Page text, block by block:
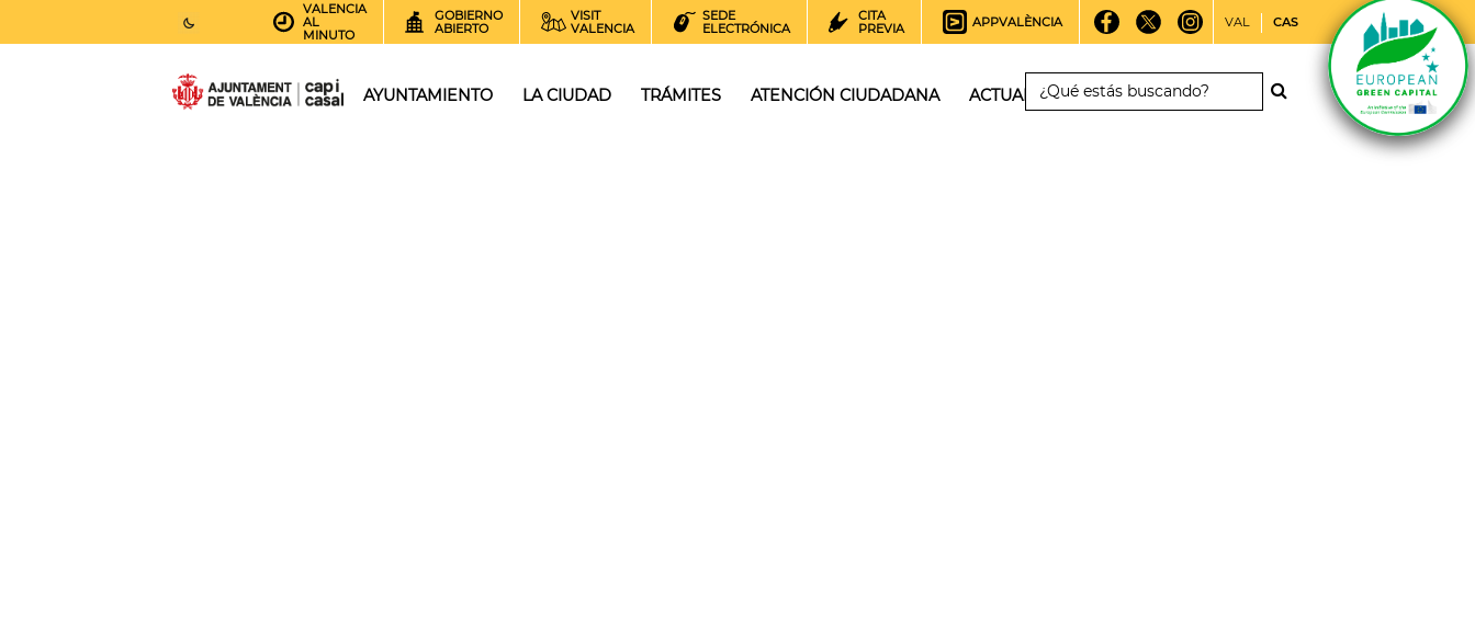
AEMET.GRADOS
VALENCIA
AL
MINUTO
GOBIERNO
ABIERTO
VISIT
VALENCIA
SEDE
ELECTRÓNICA
CITA
PREVIA
APPVALÈNCIA VAL CAS
AYUNTAMIENTO LA CIUDAD TRÁMITES ATENCIÓN CIUDADANA ACTUALIDAD